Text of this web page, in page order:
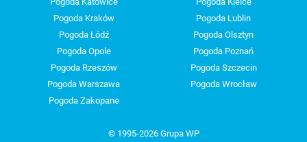
Pogoda Kraków
Pogoda Lublin
Pogoda Łódź
Pogoda Olsztyn
Pogoda Opole
Pogoda Poznań
Pogoda Rzeszów
Pogoda Szczecin
Pogoda Warszawa
Pogoda Wrocław
Pogoda Zakopane
© 1995-2026 Grupa WP